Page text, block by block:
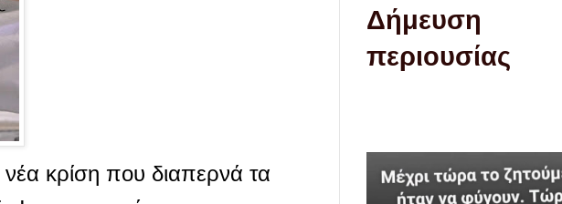
κρίση που διαπερνά τα
Δήμευση
περιουσίας